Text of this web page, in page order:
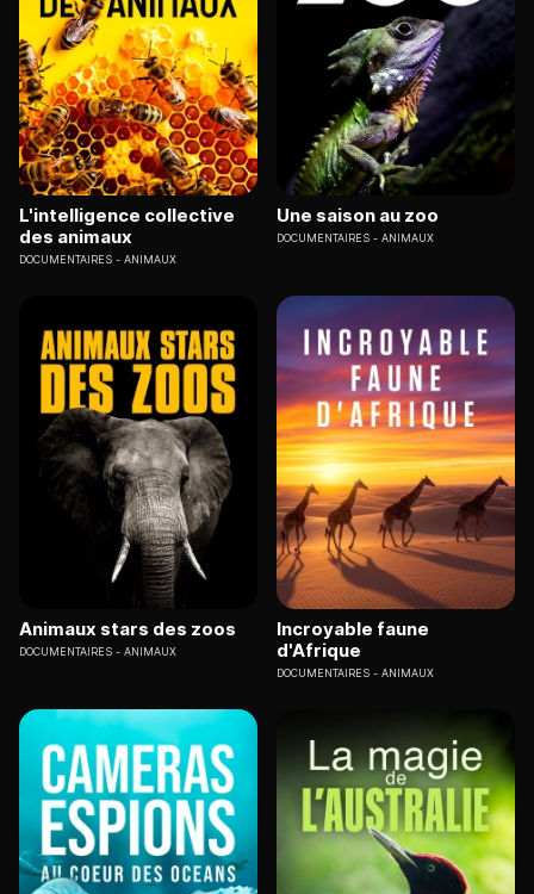
L'intelligence collective
des animaux
DOCUMENTAIRES ANIMAUX
Une saison au zoo
DOCUMENTAIRES ANIMAUX
Animaux stars des zoos
DOCUMENTAIRES ANIMAUX
Incroyable faune
d'Afrique
DOCUMENTAIRES ANIMAUX